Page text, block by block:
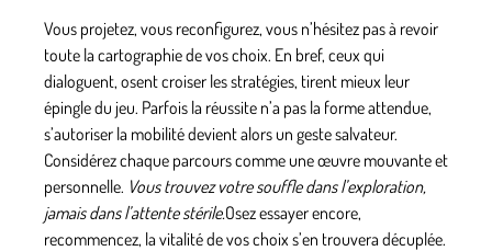
Vous projetez, vous reconfigurez, vous n’hésitez pas à revoir
toute la cartographie de vos choix. En bref, ceux qui
dialoguent, osent croiser les stratégies, tirent mieux leur
épingle du jeu. Parfois la réussite n’a pas la forme attendue,
s’autoriser la mobilité devient alors un geste salvateur.
Considérez chaque parcours comme une œuvre mouvante et
personnelle. Vous trouvez votre souffle dans l’exploration,
jamais dans l’attente stérile.Osez essayer encore,
recommencez, la vitalité de vos choix s’en trouvera décuplée.